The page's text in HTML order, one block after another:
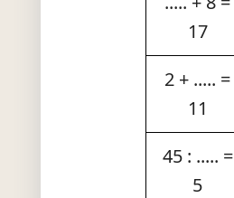
17
2 + ..... =
11
45 : ..... =
5